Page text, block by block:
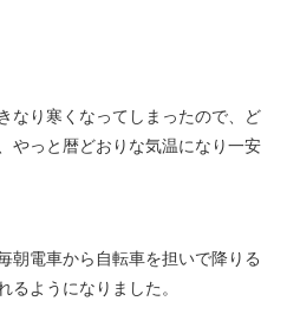
なり寒くなってしまったので、ど
やっと暦どおりな気温になり一安
朝電車から自転車を担いで降りる
るようになりました。